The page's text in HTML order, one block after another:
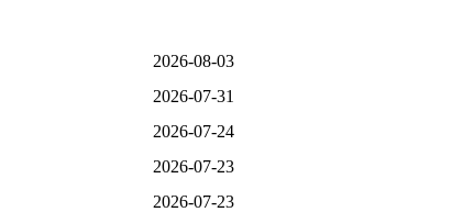
2026-08-03
2026-07-31
2026-07-24
2026-07-23
2026-07-23